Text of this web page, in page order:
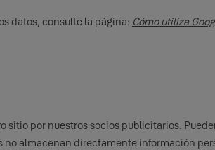
datos, consulte la página: Cómo utiliza
sitio por nuestros socios publicitarios.
no almacenan directamente información